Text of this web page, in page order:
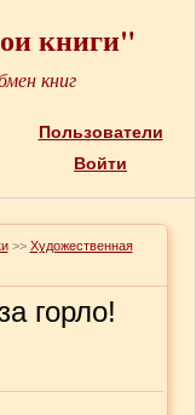
книги"
книг
Пользователи
Войти
>> Художественная
горло!